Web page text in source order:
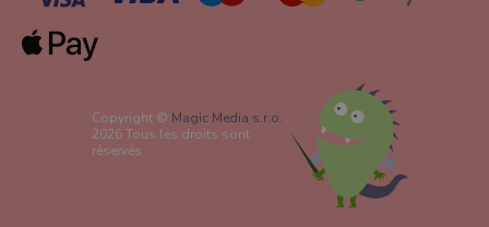
Copyright © Magic Media s.r.o.
2026 Tous les droits sont
réservés